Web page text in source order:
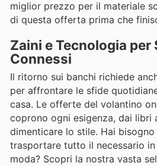
miglior prezzo per il materiale
di questa offerta prima che
Zaini e Tecnologia per
Connessi
Il ritorno sui banchi richiede
per affrontare le sfide
casa. Le offerte del volantino
coprono ogni esigenza, dai libri
dimenticare lo stile. Hai
trasportare tutto il necessario
moda? Scopri la nostra vasta